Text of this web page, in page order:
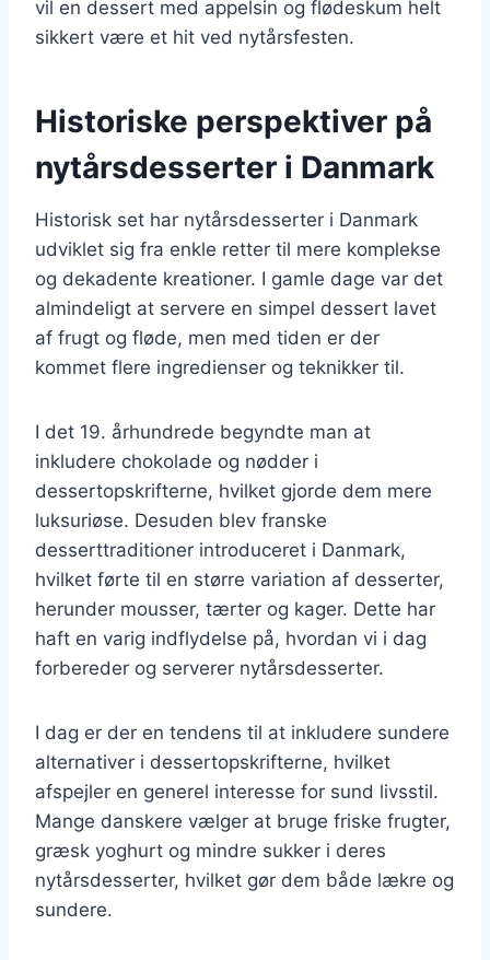
vil en dessert med appelsin og flødeskum helt
sikkert være et hit ved nytårsfesten.
Historiske perspektiver på
nytårsdesserter i Danmark
Historisk set har nytårsdesserter i Danmark
udviklet sig fra enkle retter til mere komplekse
og dekadente kreationer. I gamle dage var det
almindeligt at servere en simpel dessert lavet
af frugt og fløde, men med tiden er der
kommet flere ingredienser og teknikker til.
I det 19. århundrede begyndte man at
inkludere chokolade og nødder i
dessertopskrifterne, hvilket gjorde dem mere
luksuriøse. Desuden blev franske
desserttraditioner introduceret i Danmark,
hvilket førte til en større variation af desserter,
herunder mousser, tærter og kager. Dette har
haft en varig indflydelse på, hvordan vi i dag
forbereder og serverer nytårsdesserter.
I dag er der en tendens til at inkludere sundere
alternativer i dessertopskrifterne, hvilket
afspejler en generel interesse for sund livsstil.
Mange danskere vælger at bruge friske frugter,
græsk yoghurt og mindre sukker i deres
nytårsdesserter, hvilket gør dem både lækre og
sundere.